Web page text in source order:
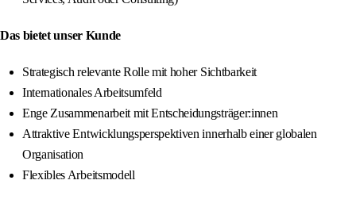
Das bietet unser Kunde
Strategisch relevante Rolle mit hoher Sichtbarkeit
Internationales Arbeitsumfeld
Enge Zusammenarbeit mit Entscheidungsträger:innen
Attraktive Entwicklungsperspektiven innerhalb einer globalen
Organisation
Flexibles Arbeitsmodell